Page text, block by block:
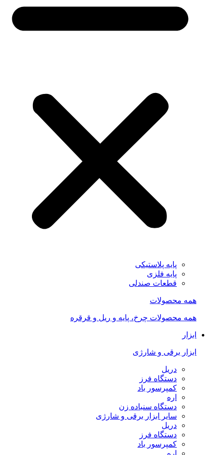
پایه پلاستیکی
پایه فلزی
قطعات صندلی
همه محصولات
همه محصولات چرخ، پایه و ریل و قرقره
ابزار
ابزار برقی و شارژی
دریل
دستگاه فرز
کمپرسور باد
اره
دستگاه سنباده زن
سایر ابزار برقی و شارژی
دریل
دستگاه فرز
کمپرسور باد
اره